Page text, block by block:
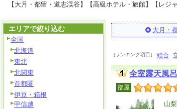
【大月・都留・道志渓谷】【高級ホテル・旅館】【レジ
大月・
[ランキング項目] 総合
全室露天風
部屋
エ
山
エリアで絞り込む
全国
北海道
東北
北関東
首都圏
伊豆・箱根
甲信越